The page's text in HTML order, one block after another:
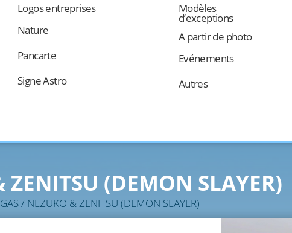
Logos entreprises
Nature
Pancarte
Signe Astro
Modèles
d’exceptions
A partir de photo
Evénements
Autres
ZENITSU (DEMON SLAYER)
/ NEZUKO & ZENITSU (DEMON SLAYER)